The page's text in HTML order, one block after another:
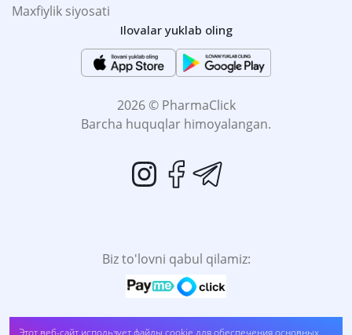
Этот веб-сайт использует файлы cookie для обеспечения основных
Maxfiylik siyosati
Ilovalar yuklab oling
2026 © PharmaClick
Barcha huquqlar himoyalangan.
Biz to'lovni qabul qilamiz:
O'Z-O'ZI DAVOMLASH SOG'LIĞINGIZGA ZARAR